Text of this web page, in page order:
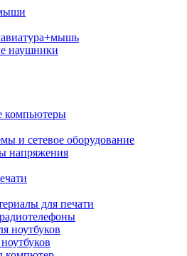
наушники
компьютеры
и сетевое оборудование
напряжения
для печати
ноутбуков